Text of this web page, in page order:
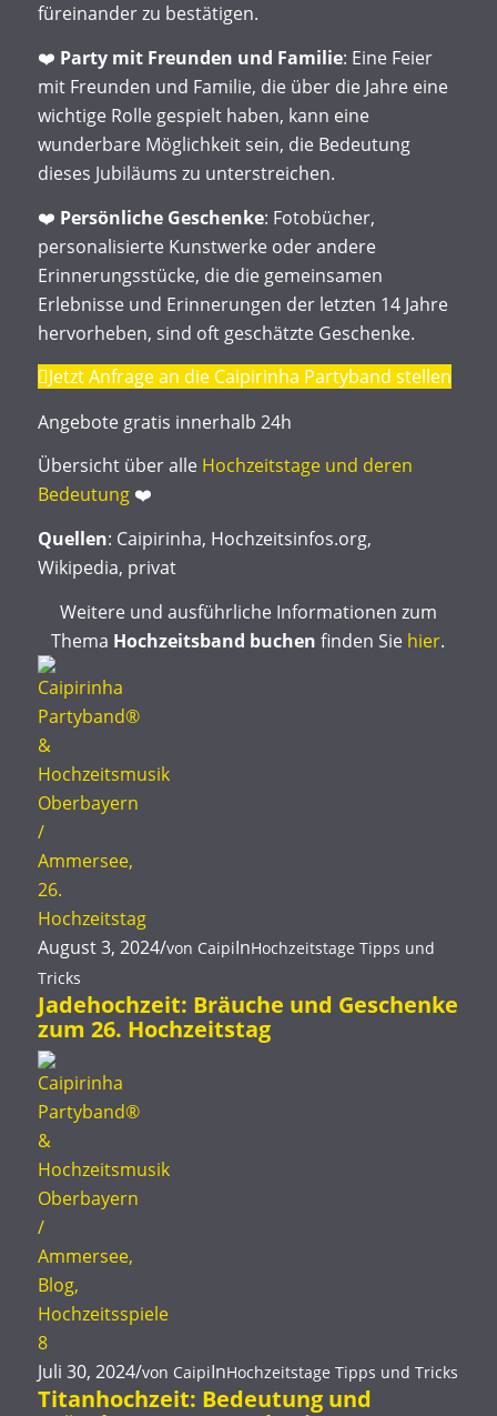
füreinander zu bestätigen.
❤️ Party mit Freunden und Familie: Eine Feier
mit Freunden und Familie, die über die Jahre eine
wichtige Rolle gespielt haben, kann eine
wunderbare Möglichkeit sein, die Bedeutung
dieses Jubiläums zu unterstreichen.
❤️ Persönliche Geschenke: Fotobücher,
personalisierte Kunstwerke oder andere
Erinnerungsstücke, die die gemeinsamen
Erlebnisse und Erinnerungen der letzten 14 Jahre
hervorheben, sind oft geschätzte Geschenke.
Jetzt Anfrage an die Caipirinha Partyband stellen
Angebote gratis innerhalb 24h
Übersicht über alle Hochzeitstage und deren
Bedeutung❤️
Quellen: Caipirinha, Hochzeitsinfos.org,
Wikipedia, privat
Weitere und ausführliche Informationen zum
Thema Hochzeitsband buchen finden Sie hier.
August 3, 2024/von CaipiInHochzeitstage Tipps und
Tricks
Jadehochzeit: Bräuche und Geschenke
zum 26. Hochzeitstag
Juli 30, 2024/von CaipiInHochzeitstage Tipps und Tricks
Titanhochzeit: Bedeutung und